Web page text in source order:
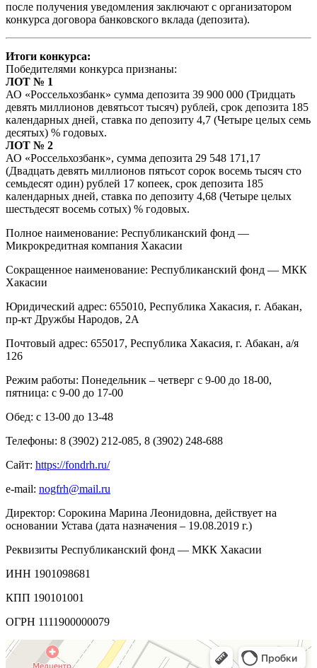
после получения уведомления заключают с организатором
конкурса договора банковского вклада (депозита).
Итоги конкурса:
Победителями конкурса признаны:
ЛОТ № 1
АО «Россельхозбанк» сумма депозита 39 900 000 (Тридцать
девять миллионов девятьсот тысяч) рублей, срок депозита 185
календарных дней, ставка по депозиту 4,7 (Четыре целых семь
десятых) % годовых.
ЛОТ № 2
АО «Россельхозбанк», сумма депозита 29 548 171,17
(Двадцать девять миллионов пятьсот сорок восемь тысяч сто
семьдесят один) рублей 17 копеек, срок депозита 185
календарных дней, ставка по депозиту 4,68 (Четыре целых
шестьдесят восемь сотых) % годовых.
Полное наименование: Республиканский фонд —
Микрокредитная компания Хакасии
Сокращенное наименование: Республиканский фонд — МКК
Хакасии
Юридический адрес: 655010, Республика Хакасия, г. Абакан,
пр-кт Дружбы Народов, 2А
Почтовый адрес: 655017, Республика Хакасия, г. Абакан, а/я
126
Режим работы: Понедельник – четверг с 9-00 до 18-00,
пятница: с 9-00 до 17-00
Обед: с 13-00 до 13-48
Телефоны: 8 (3902) 212-085, 8 (3902) 248-688
Сайт: https://fondrh.ru/
e-mail: nogfrh@mail.ru
Директор: Сорокина Марина Леонидовна, действует на
основании Устава (дата назначения – 19.08.2019 г.)
Реквизиты Республиканский фонд — МКК Хакасии
ИНН 1901098681
КПП 190101001
ОГРН 1111900000079